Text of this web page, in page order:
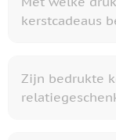
kerstcadeaus
Zijn bedrukte